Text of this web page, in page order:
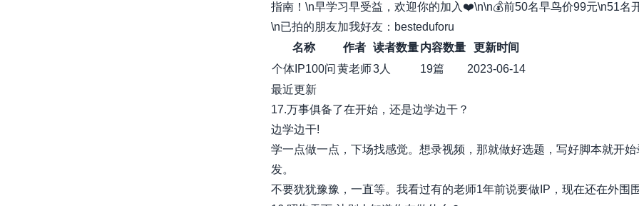
指南！\n早学习早受益，欢迎你的加入❤️\n\n💰前50名早鸟价99元\n51名
\n已拍的朋友加我好友：besteduforu
名称
作者 读者数量 内容数量
更新时间
个体IP100问 黄老师3人 19篇
2023-06-14
最近更新
17.万事俱备了在开始，还是边学边干？
边学边干!
学一点做一点，下场找感觉。想录视频，那就做好选题，写好脚本就开始
发。
不要犹犹豫豫，一直等。我看过有的老师1年前说要做IP，现在还在外围